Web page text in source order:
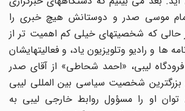
موسى صدر و دوستانش هیچ خبرى را
که شخصیتهاى خیلى کم اهمیت تر از
ها و رادیو وتلویزیون یاد، و فعالیتهایشان
لیبى، «احمد شحاطى» از آقاى صدر
شخصیت سیاسى بین المللى لیبى
او را مسؤول روابط خارجى لیبى به